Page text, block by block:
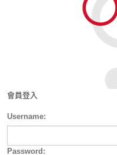
會員登入
Username:
Password: